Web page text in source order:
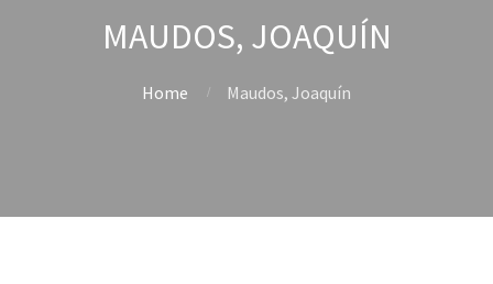
MAUDOS, JOAQUÍN
Home Maudos, Joaquín